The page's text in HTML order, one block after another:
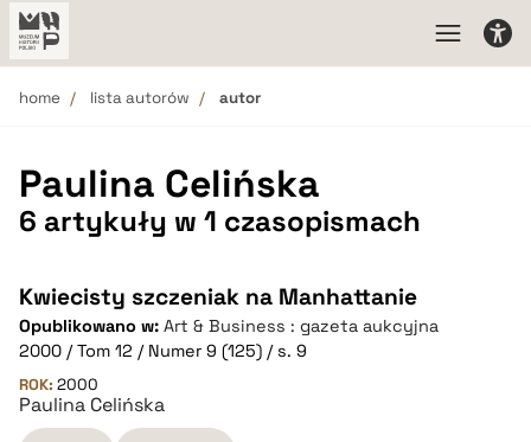
home lista autorów autor
Paulina Celińska
6 artykuły w 1 czasopismach
Kwiecisty szczeniak na Manhattanie
Opublikowano w: Art & Business : gazeta aukcyjna
2000 / Tom 12 / Numer 9 (125) / s. 9
ROK: 2000
Paulina Celińska